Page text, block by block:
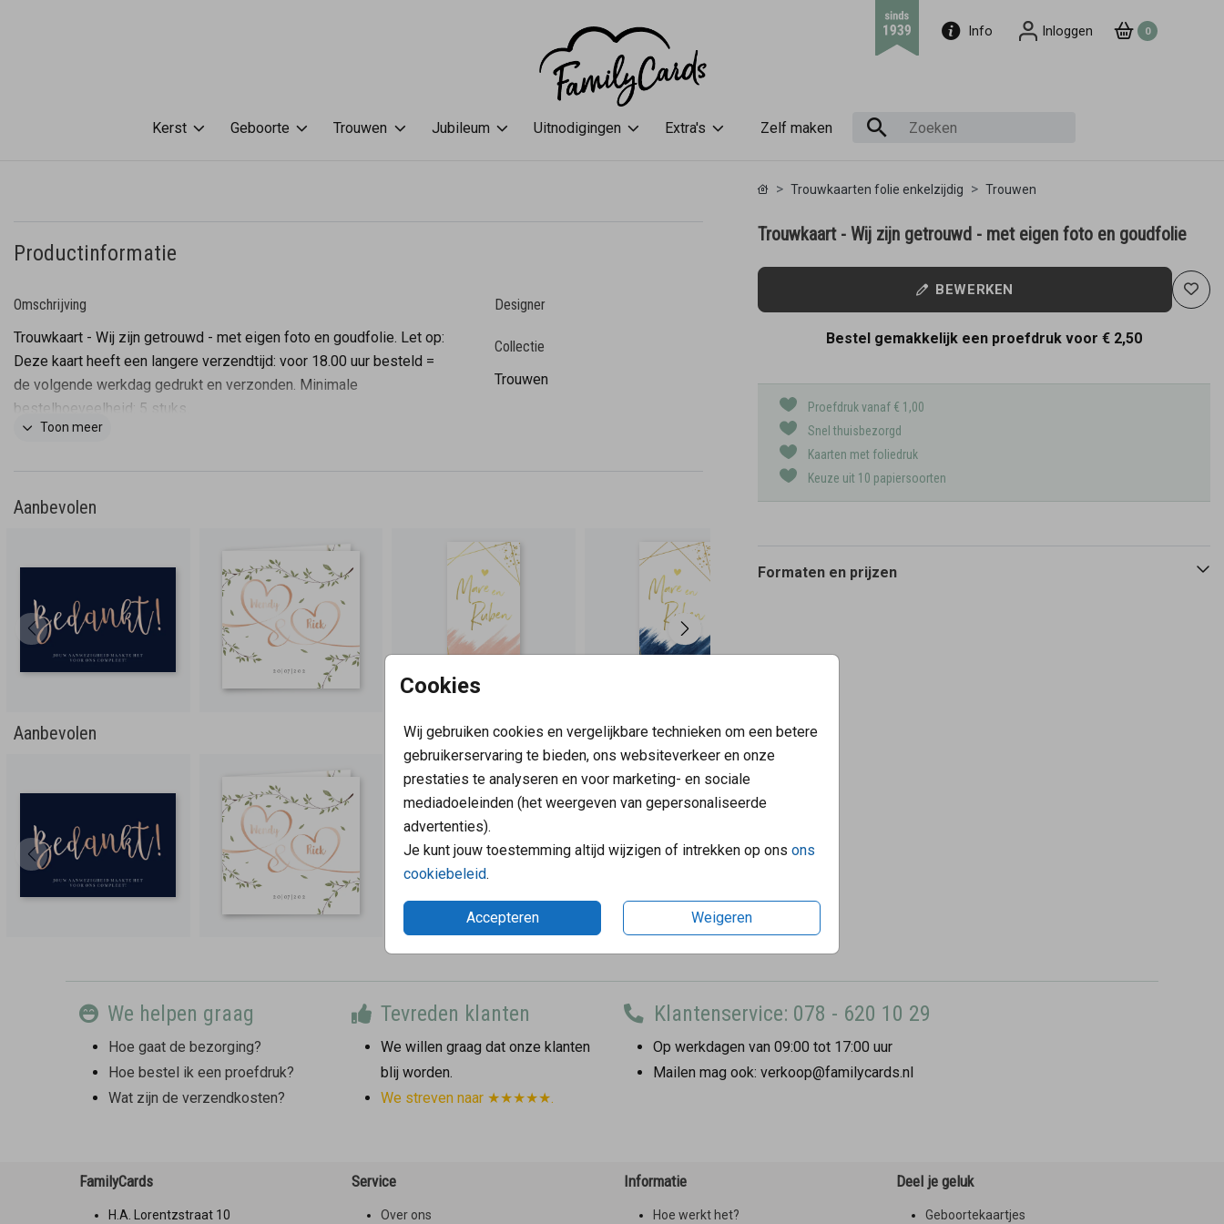
Info Inloggen 0
Kerst Geboorte Trouwen Jubileum Uitnodigingen Extra's Zelf maken
Cookies
Wij gebruiken cookies en vergelijkbare technieken om een betere
gebruikerservaring te bieden, ons websiteverkeer en onze
prestaties te analyseren en voor marketing- en sociale
mediadoeleinden (het weergeven van gepersonaliseerde
advertenties).
Je kunt jouw toestemming altijd wijzigen of intrekken op ons ons
cookiebeleid.
Accepteren Weigeren
Productinformatie
Omschrijving
Trouwkaart - Wij zijn getrouwd - met eigen foto en goudfolie. Let op:
Deze kaart heeft een langere verzendtijd: voor 18.00 uur besteld =
de volgende werkdag gedrukt en verzonden. Minimale
bestelhoeveelheid: 5 stuks.
Toon meer
Designer
Collectie
Trouwen
Aanbevolen
Aanbevolen
Trouwkaarten folie enkelzijdig Trouwen
Trouwkaart - Wij zijn getrouwd - met eigen foto en goudfolie
BEWERKEN
Bestel gemakkelijk een proefdruk voor € 2,50
Proefdruk vanaf € 1,00
Snel thuisbezorgd
Kaarten met foliedruk
Keuze uit 10 papiersoorten
Formaten en prijzen
We helpen graag
Hoe gaat de bezorging?
Hoe bestel ik een proefdruk?
Wat zijn de verzendkosten?
Tevreden klanten
We willen graag dat onze klanten
blij worden.
We streven naar ★★★★★.
Klantenservice: 078 - 620 10 29
Op werkdagen van 09:00 tot 17:00 uur
Mailen mag ook: verkoop@familycards.nl
FamilyCards
H.A. Lorentzstraat 10
Service
Over ons
Informatie
Hoe werkt het?
Deel je geluk
Geboortekaartjes